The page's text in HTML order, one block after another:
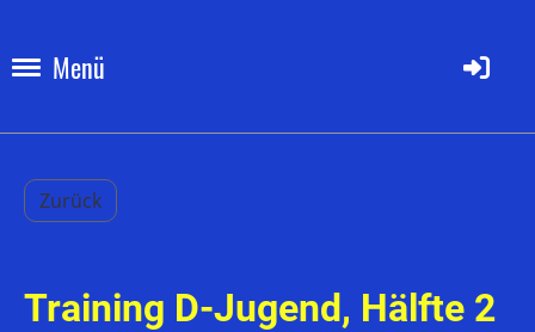
Menü
Zurück
Training D-Jugend, Hälfte 2